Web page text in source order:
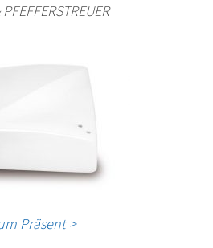
Präsent >